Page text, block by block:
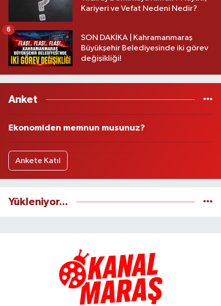
Kariyeri ve Vefat Nedeni Nedir?
SON DAKİKA | Kahramanmaraş
Büyükşehir Belediyesinde iki görev
değişikliği!
6
Anket
Ekonomiden memnun musunuz?
Ankete Katıl
Yükleniyor...